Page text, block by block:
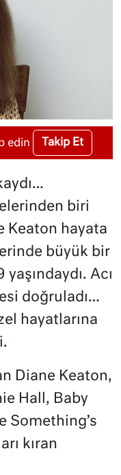
edin Takip Et
biri
Keaton hayata
büyük bir
Acı
doğruladı…
hayatlarına
Diane Keaton,
Hall, Baby
Something’s
kıran